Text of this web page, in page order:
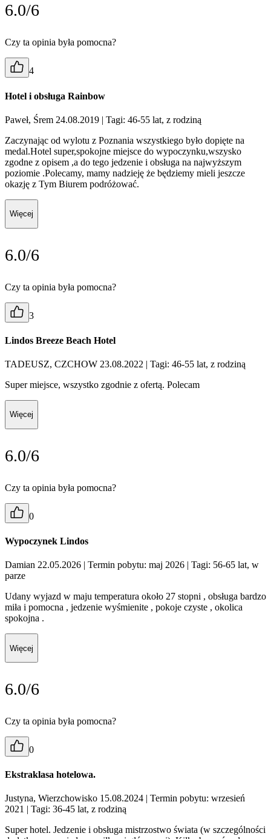
6.0/6
Czy ta opinia była pomocna?
4
Hotel i obsługa Rainbow
Paweł, Śrem 24.08.2019 | Tagi: 46-55 lat, z rodziną
Zaczynając od wylotu z Poznania wszystkiego było dopięte na
medal.Hotel super,spokojne miejsce do wypoczynku,wszysko
zgodne z opisem ,a do tego jedzenie i obsługa na najwyższym
poziomie .Polecamy, mamy nadzieję że będziemy mieli jeszcze
okazję z Tym Biurem podróżować.
Więcej
6.0/6
Czy ta opinia była pomocna?
3
Lindos Breeze Beach Hotel
TADEUSZ, CZCHOW 23.08.2022 | Tagi: 46-55 lat, z rodziną
Super miejsce, wszystko zgodnie z ofertą. Polecam
Więcej
6.0/6
Czy ta opinia była pomocna?
0
Wypoczynek Lindos
Damian 22.05.2026 | Termin pobytu: maj 2026 | Tagi: 56-65 lat, w
parze
Udany wyjazd w maju temperatura około 27 stopni , obsługa bardzo
miła i pomocna , jedzenie wyśmienite , pokoje czyste , okolica
spokojna .
Więcej
6.0/6
Czy ta opinia była pomocna?
0
Ekstraklasa hotelowa.
Justyna, Wierzchowisko 15.08.2024 | Termin pobytu: wrzesień
2021 | Tagi: 36-45 lat, z rodziną
Super hotel. Jedzenie i obsługa mistrzostwo świata (w szczególności